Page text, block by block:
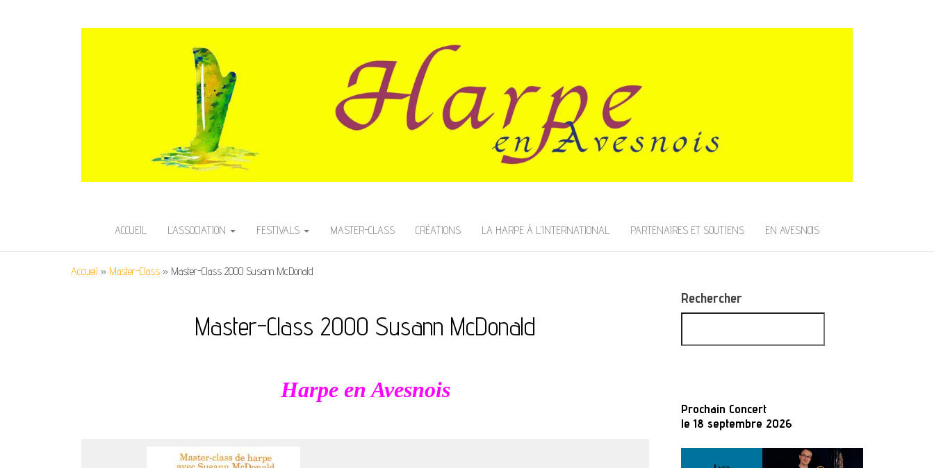
ACCUEIL L’ASSOCIATION FESTIVALS MASTER-CLASS CRÉATIONS LA HARPE À L’INTERNATIONAL PARTENAIRES ET SOUTIENS EN AVESNOIS
Accueil » Master-Class » Master-Class 2000 Susann McDonald
Master-Class 2000 Susann McDonald
Harpe en Avesnois
Rechercher
Prochain Concert
le 18 septembre 2026